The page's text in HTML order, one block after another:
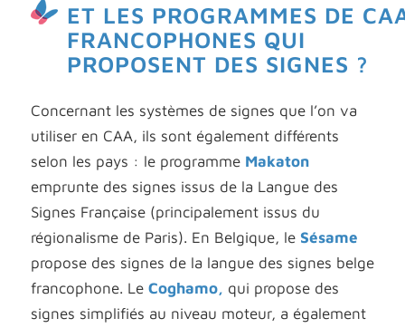
ET LES PROGRAMMES DE
FRANCOPHONES QUI
PROPOSENT DES SIGNES ?
Concernant les systèmes de signes que l’on va
utiliser en CAA, ils sont également différents
selon les pays : le programme Makaton
emprunte des signes issus de la Langue des
Signes Française (principalement issus du
régionalisme de Paris). En Belgique, le Sésame
propose des signes de la langue des signes belge
francophone. Le Coghamo, qui propose des
signes simplifiés au niveau moteur, a également